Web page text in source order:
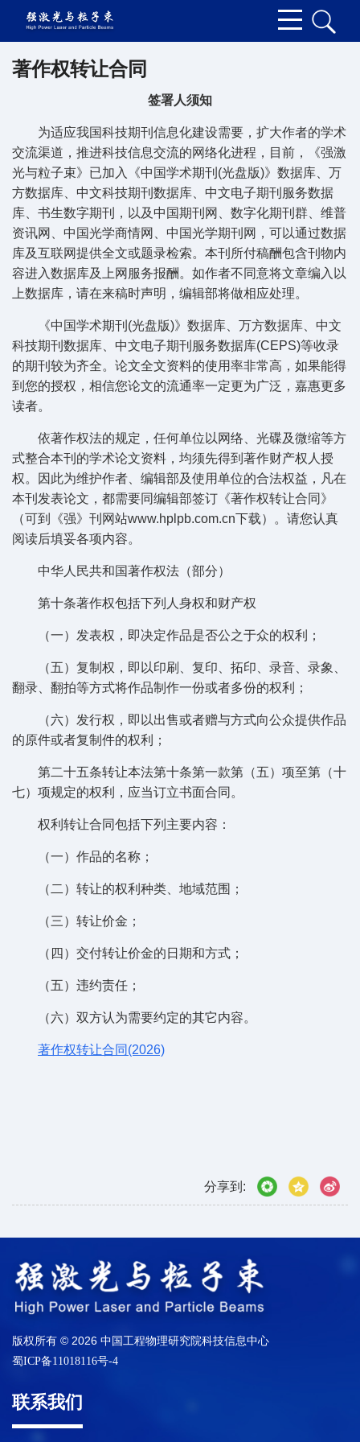
著作权转让合同
签署人须知
为适应我国科技期刊信息化建设需要，扩大作者的学术
交流渠道，推进科技信息交流的网络化进程，目前，《强激
光与粒子束》已加入《中国学术期刊(光盘版)》数据库、万
方数据库、中文科技期刊数据库、中文电子期刊服务数据
库、书生数字期刊，以及中国期刊网、数字化期刊群、维普
资讯网、中国光学商情网、中国光学期刊网，可以通过数据
库及互联网提供全文或题录检索。本刊所付稿酬包含刊物内
容进入数据库及上网服务报酬。如作者不同意将文章编入以
上数据库，请在来稿时声明，编辑部将做相应处理。
《中国学术期刊(光盘版)》数据库、万方数据库、中文
科技期刊数据库、中文电子期刊服务数据库(CEPS)等收录
的期刊较为齐全。论文全文资料的使用率非常高，如果能得
到您的授权，相信您论文的流通率一定更为广泛，嘉惠更多
读者。
依著作权法的规定，任何单位以网络、光碟及微缩等方
式整合本刊的学术论文资料，均须先得到著作财产权人授
权。因此为维护作者、编辑部及使用单位的合法权益，凡在
本刊发表论文，都需要同编辑部签订《著作权转让合同》
（可到《强》刊网站www.hplpb.com.cn下载）。请您认真
阅读后填妥各项内容。
中华人民共和国著作权法（部分）
第十条著作权包括下列人身权和财产权
（一）发表权，即决定作品是否公之于众的权利；
（五）复制权，即以印刷、复印、拓印、录音、录象、
翻录、翻拍等方式将作品制作一份或者多份的权利；
（六）发行权，即以出售或者赠与方式向公众提供作品
的原件或者复制件的权利；
第二十五条转让本法第十条第一款第（五）项至第（十
七）项规定的权利，应当订立书面合同。
权利转让合同包括下列主要内容：
（一）作品的名称；
（二）转让的权利种类、地域范围；
（三）转让价金；
（四）交付转让价金的日期和方式；
（五）违约责任；
（六）双方认为需要约定的其它内容。
著作权转让合同(2026)
分享到:
版权所有 © 2026 中国工程物理研究院科技信息中心
蜀ICP备11018116号-4
联系我们